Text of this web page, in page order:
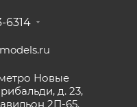
6314
метро Новые
д. 23,
2П-65.